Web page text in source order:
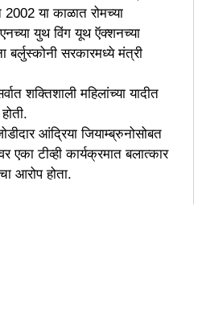
या काळात रोमच्या
युथ विंग यूथ ऍक्शनच्या
बर्लुस्कोनी सरकारमध्ये मंत्री
शक्तिशाली महिलांच्या यादीत
आंद्रिया जियाम्ब्रुनोसोबत
एका टीव्ही कार्यक्रमात बलात्कार
आरोप होता.